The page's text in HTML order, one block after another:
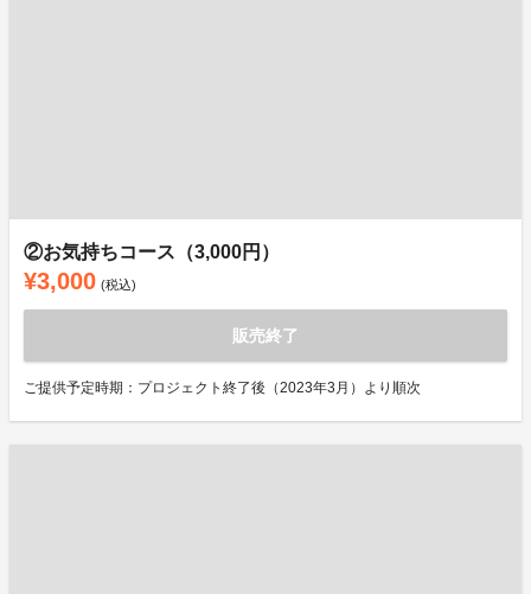
②お気持ちコース（3,000円）
¥3,000 (税込)
販売終了
ご提供予定時期：プロジェクト終了後（2023年3月）より順次